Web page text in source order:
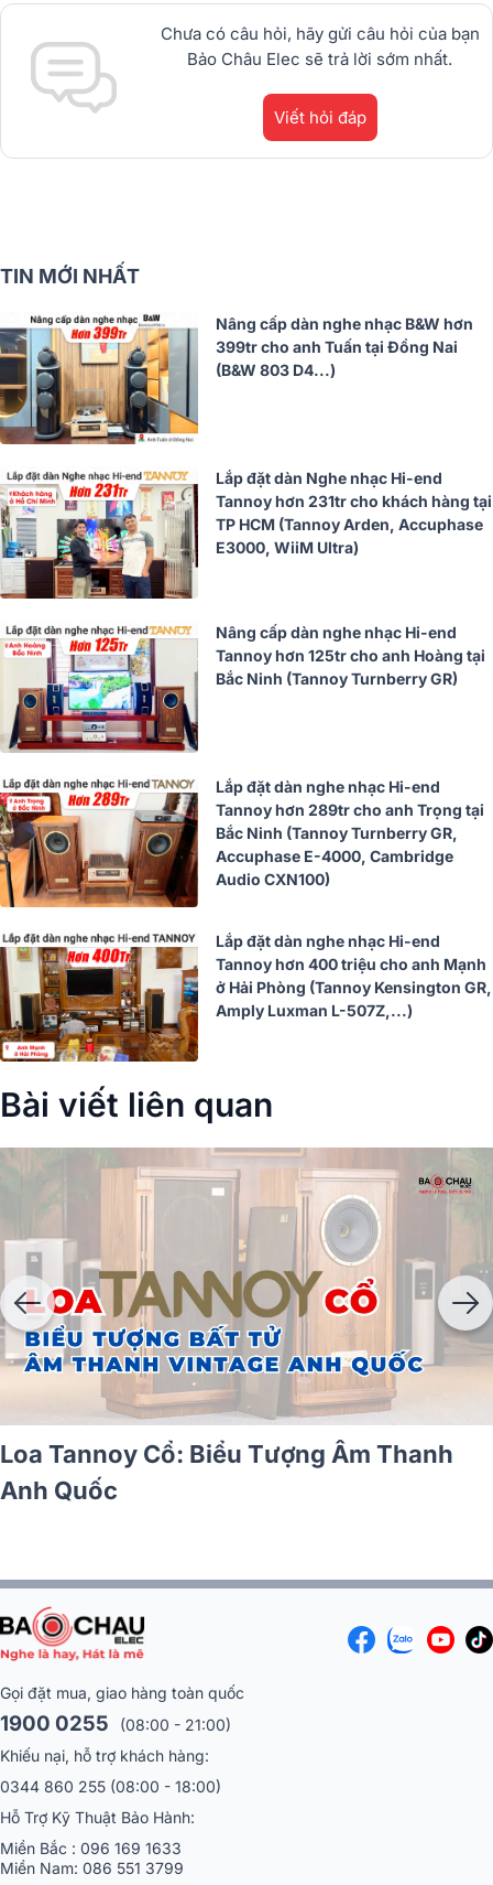
Chưa có câu hỏi, hãy gửi câu hỏi của bạn
Bảo Châu Elec sẽ trả lời sớm nhất.
Viết hỏi đáp
TIN MỚI NHẤT
Nâng cấp dàn nghe nhạc B&W hơn
399tr cho anh Tuấn tại Đồng Nai
(B&W 803 D4...)
Lắp đặt dàn Nghe nhạc Hi-end
Tannoy hơn 231tr cho khách hàng tại
TP HCM (Tannoy Arden, Accuphase
E3000, WiiM Ultra)
Nâng cấp dàn nghe nhạc Hi-end
Tannoy hơn 125tr cho anh Hoàng tại
Bắc Ninh (Tannoy Turnberry GR)
Lắp đặt dàn nghe nhạc Hi-end
Tannoy hơn 289tr cho anh Trọng tại
Bắc Ninh (Tannoy Turnberry GR,
Accuphase E-4000, Cambridge
Audio CXN100)
Lắp đặt dàn nghe nhạc Hi-end
Tannoy hơn 400 triệu cho anh Mạnh
ở Hải Phòng (Tannoy Kensington GR,
Amply Luxman L-507Z,...)
Bài viết liên quan
end Tannoy
Accuphase E-
CXN100)
Loa Tannoy Cổ:
Gọi đặt mua, giao hàng toàn quốc
1900 0255
(08:00 - 21:00)
Khiếu nại, hỗ trợ khách hàng:
0344 860 255 (08:00 - 18:00)
Hỗ Trợ Kỹ Thuật Bảo Hành:
Miền Bắc : 096 169 1633
Miền Nam: 086 551 3799